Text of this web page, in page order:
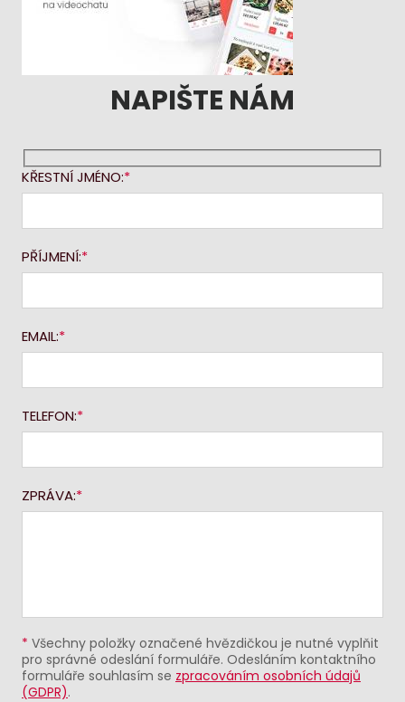
NAPIŠTE NÁM
KŘESTNÍ JMÉNO:
PŘÍJMENÍ:
EMAIL:
TELEFON:
ZPRÁVA:
* Všechny položky označené hvězdičkou je nutné vyplňit
pro správné odeslání formuláře. Odesláním kontaktního
formuláře souhlasím se zpracováním osobních údajů
(GDPR).